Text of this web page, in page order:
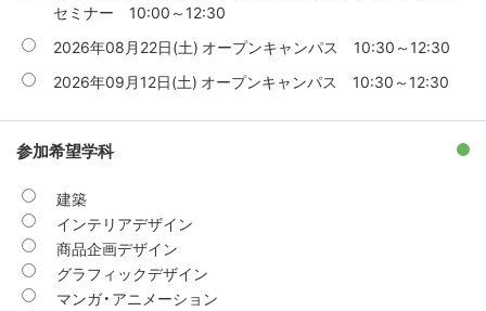
セミナー 10:00～12:30
2026年08月22日(土) オープンキャンパス 10:30～12:30
2026年09月12日(土) オープンキャンパス 10:30～12:30
参加希望学科
建築
インテリアデザイン
商品企画デザイン
グラフィックデザイン
マンガ・アニメーション